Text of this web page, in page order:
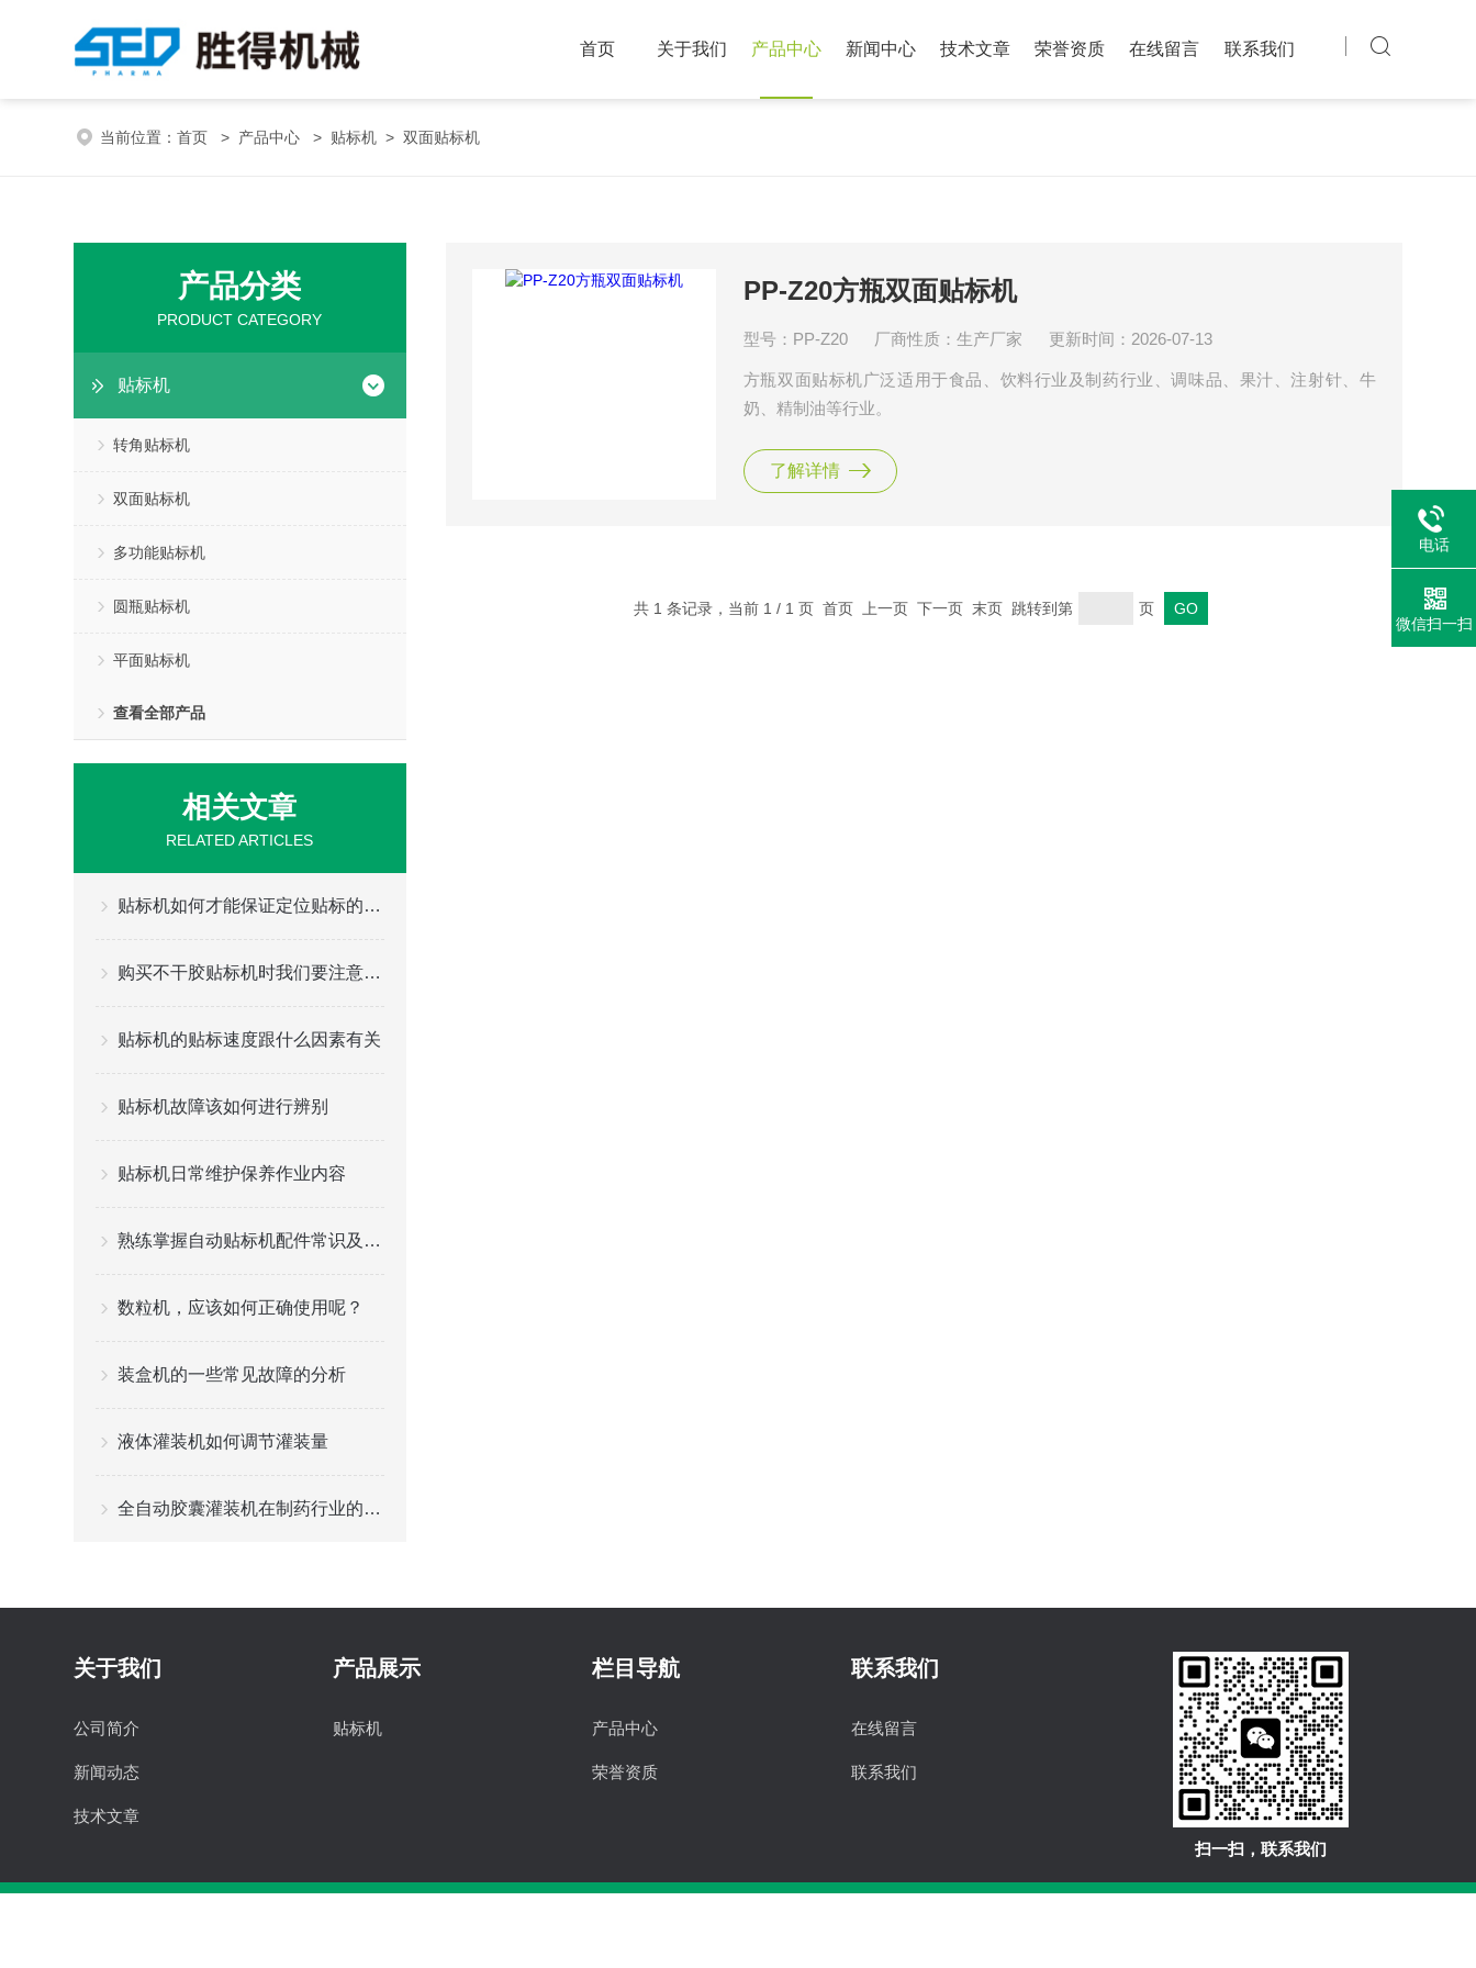
首页 关于我们 产品中心 新闻中心 技术文章 荣誉资质 在线留言 联系我们
当前位置：首页 > 产品中心 > 贴标机 >双面贴标机
PP-Z20方瓶双面贴标机
型号：PP-Z20 厂商性质：生产厂家 更新时间：2026-07-13
方瓶双面贴标机广泛适用于食品、饮料行业及制药行业、调味品、果汁、注射针、牛
奶、精制油等行业。
了解详情
共 1 条记录，当前 1 / 1 页 首页 上一页 下一页 末页 跳转到第 页
产品分类
PRODUCT CATEGORY
贴标机
转角贴标机
双面贴标机
多功能贴标机
圆瓶贴标机
平面贴标机
查看全部产品
相关文章
RELATED ARTICLES
贴标机如何才能保证定位贴标的精度
购买不干胶贴标机时我们要注意什么
贴标机的贴标速度跟什么因素有关
贴标机故障该如何进行辨别
贴标机日常维护保养作业内容
熟练掌握自动贴标机配件常识及组成机构
数粒机，应该如何正确使用呢？
装盒机的一些常见故障的分析
液体灌装机如何调节灌装量
全自动胶囊灌装机在制药行业的优势
关于我们
公司简介
新闻动态
技术文章
产品展示
贴标机
栏目导航
产品中心
荣誉资质
联系我们
在线留言
联系我们
扫一扫，联系我们
电话
微信扫一扫